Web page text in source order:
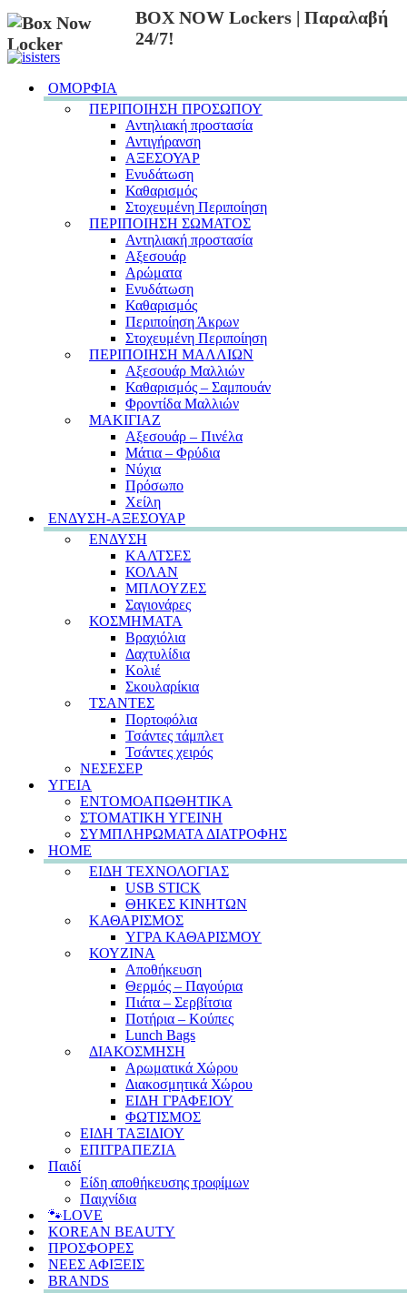
BOX NOW Lockers | Παραλαβή
24/7!
ΟΜΟΡΦΙΑ
ΠΕΡΙΠΟΙΗΣΗ ΠΡΟΣΩΠΟΥ
Αντηλιακή προστασία
Αντιγήρανση
ΑΞΕΣΟΥΑΡ
Ενυδάτωση
Καθαρισμός
Στοχευμένη Περιποίηση
ΠΕΡΙΠΟΙΗΣΗ ΣΩΜΑΤΟΣ
Αντηλιακή προστασία
Αξεσουάρ
Αρώματα
Ενυδάτωση
Καθαρισμός
Περιποίηση Άκρων
Στοχευμένη Περιποίηση
ΠΕΡΙΠΟΙΗΣΗ ΜΑΛΛΙΩΝ
Αξεσουάρ Μαλλιών
Καθαρισμός – Σαμπουάν
Φροντίδα Μαλλιών
ΜΑΚΙΓΙΑΖ
Αξεσουάρ – Πινέλα
Μάτια – Φρύδια
Νύχια
Πρόσωπο
Χείλη
ΕΝΔΥΣΗ-ΑΞΕΣΟΥΑΡ
ΕΝΔΥΣΗ
ΚΑΛΤΣΕΣ
ΚΟΛΑΝ
ΜΠΛΟΥΖΕΣ
Σαγιονάρες
ΚΟΣΜΗΜΑΤΑ
Βραχιόλια
Δαχτυλίδια
Κολιέ
Σκουλαρίκια
ΤΣΑΝΤΕΣ
Πορτοφόλια
Τσάντες τάμπλετ
Τσάντες χειρός
ΝΕΣΕΣΕΡ
ΥΓΕΙΑ
ΕΝΤΟΜΟΑΠΩΘΗΤΙΚΑ
ΣΤΟΜΑΤΙΚΗ ΥΓΕΙΝΗ
ΣΥΜΠΛΗΡΩΜΑΤΑ ΔΙΑΤΡΟΦΗΣ
HOME
ΕΙΔΗ ΤΕΧΝΟΛΟΓΙΑΣ
USB STICK
ΘΗΚΕΣ ΚΙΝΗΤΩΝ
ΚΑΘΑΡΙΣΜΟΣ
ΥΓΡΑ ΚΑΘΑΡΙΣΜΟΥ
ΚΟΥΖΙΝΑ
Αποθήκευση
Θερμός – Παγούρια
Πιάτα – Σερβίτσια
Ποτήρια – Κούπες
Lunch Bags
ΔΙΑΚΟΣΜΗΣΗ
Αρωματικά Χώρου
Διακοσμητικά Χώρου
ΕΙΔΗ ΓΡΑΦΕΙΟΥ
ΦΩΤΙΣΜΟΣ
ΕΙΔΗ ΤΑΞΙΔΙΟΥ
ΕΠΙΤΡΑΠΕΖΙΑ
Παιδί
Είδη αποθήκευσης τροφίμων
Παιχνίδια
🐾LOVE
KOREAN BEAUTY
ΠΡΟΣΦΟΡΕΣ
ΝΕΕΣ ΑΦΙΞΕΙΣ
BRANDS